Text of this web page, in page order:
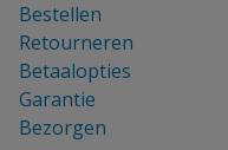
Bestellen
Retourneren
Betaalopties
Garantie
Bezorgen